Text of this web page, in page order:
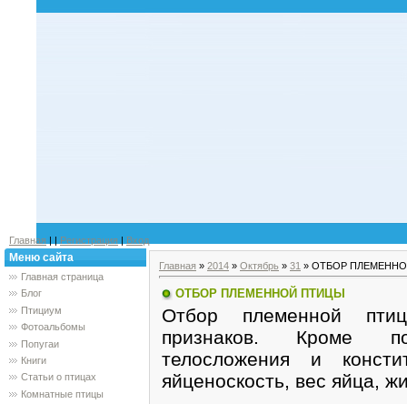
Главная | | Регистрация | Вход
Меню сайта
Главная страница
Блог
Птициум
Фотоальбомы
Попугаи
Книги
Статьи о птицах
Комнатные птицы
Главная » 2014 » Октябрь » 31 » ОТБОР
ОТБОР ПЛЕМЕННОЙ ПТИЦЫ
Отбор племенной
признаков. Кроме
телосложения и
яйценоскость, вес яйца,